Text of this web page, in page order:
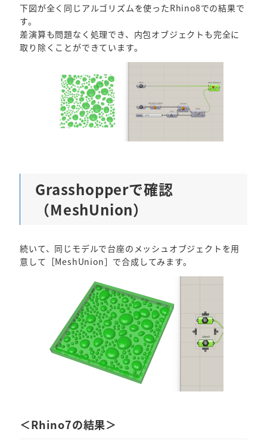
下図が全く同じアルゴリズムを使ったRhino8での結果で
す。
差演算も問題なく処理でき、内包オブジェクトも完全に
取り除くことができています。
Grasshopperで確認
（MeshUnion）
続いて、同じモデルで台座のメッシュオブジェクトを用
意して［MeshUnion］で合成してみます。
＜Rhino7の結果＞